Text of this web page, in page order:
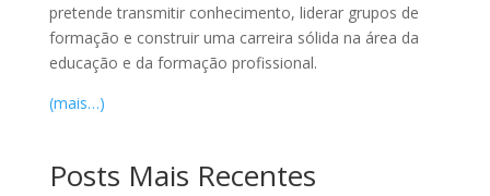
pretende transmitir conhecimento, liderar grupos de
formação e construir uma carreira sólida na área da
educação e da formação profissional.
(mais…)
Posts Mais Recentes